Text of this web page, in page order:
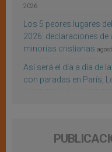
2026
Los 5 peores lugares
2026: declaraciones de
minorías cristianas
Así será el día a día de
con paradas en París,